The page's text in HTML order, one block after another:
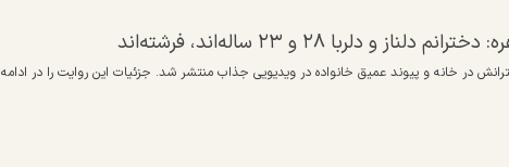
۲۸ و ۲۳ ساله‌اند، فرشته‌اند
در خانه و پیوند عمیق خانواده در ویدیویی جذاب منتشر شد. جزئیات این روایت را در ادامه